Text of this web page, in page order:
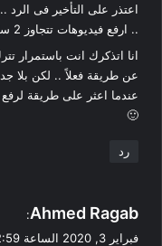
ل
اعتذر على التأخير فى
.. ارفع فيديوهات تتجاوز 2 ساعة او اكثر ..
انا اتذكرك انت باستمرار
عن طريقة فعلاً .. لكن بلا
🙂
رد
ي
Ahmed Ragab
:
فبراير 3, 2020 الساعة 2:59 م